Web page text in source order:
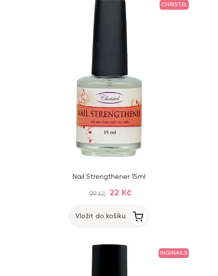
CHRISTEL
Nail Strengthener 15ml
99 Kč 22 Kč
Vložit do košíku
INGINAILS